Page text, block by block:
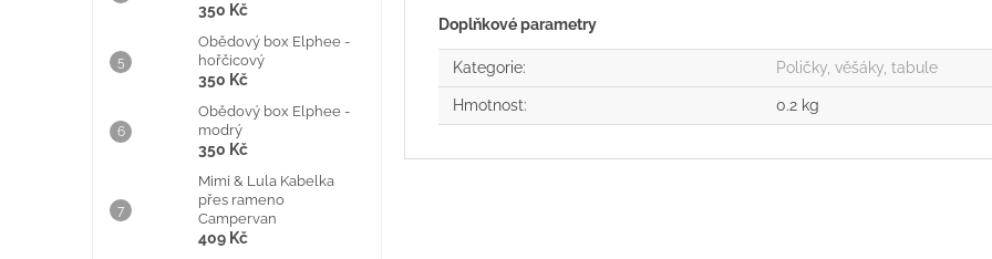
350 Kč
Obědový box Elphee -
hořčicový
350 Kč
Obědový box Elphee -
modrý
350 Kč
Mimi & Lula Kabelka
přes rameno
Campervan
409 Kč
Doplňkové parametry
Kategorie: Poličky, věšáky, tabule
Hmotnost: 0.2 kg